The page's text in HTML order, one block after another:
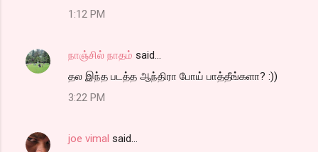
1:12 PM
நாஞ்சில் நாதம் said…
தல இந்த படத்த ஆந்திரா போய் பாத்தீங்களா? :))
3:22 PM
joe vimal said…